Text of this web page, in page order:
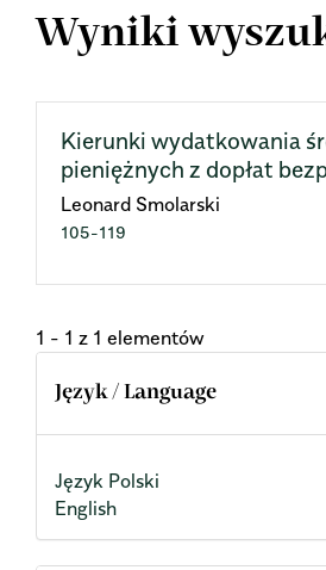
Wyniki
Kierunki wydatkowania
pieniężnych z dopłat
Leonard Smolarski
105-119
1 - 1 z 1 elementów
Język / Language
Język Polski
English